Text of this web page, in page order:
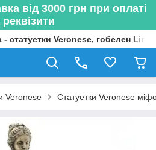
від 3000 грн при оплаті
реквізити
статуетки Veronese, гобелен
Veronese Статуетки Veronese